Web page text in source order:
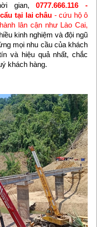
gian,0777.666.116 -
tại lai châu - cứu hộ ô
lân cận như Lào Cai,
kinh nghiệm và đội ngũ
mọi nhu cầu của khách
và hiệu quả nhất, chắc
khách hàng.